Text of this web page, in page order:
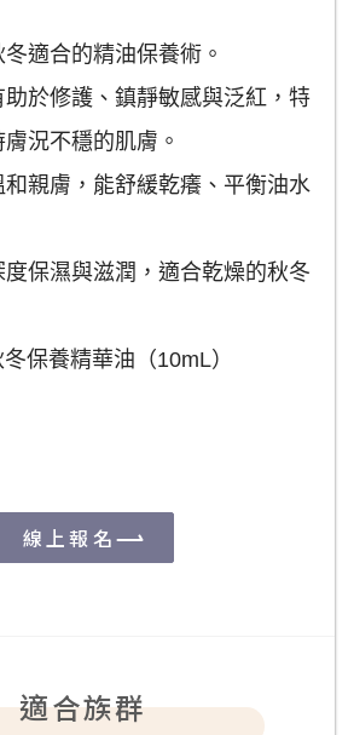
適合的精油保養術。
於修護、鎮靜敏感與泛紅，特
況不穩的肌膚。
親膚，能舒緩乾癢、平衡油水
保濕與滋潤，適合乾燥的秋冬
保養精華油（10mL）
線上報名
適合族群